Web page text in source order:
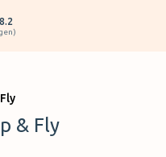
8.2
)
& Fly